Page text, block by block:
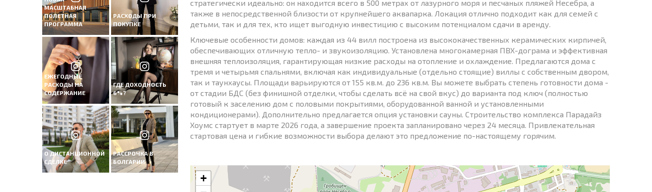
МАСШТАБНАЯ
ПОЛЕТНАЯ
ПРОГРАММА
РАСХОДЫ ПРИ
ПОКУПКЕ
ЕЖЕГОДНЫЕ
РАСХОДЫ НА
СОДЕРЖАНИЕ
ГДЕ ДОХОДНОСТЬ
6%?
О ДИСТАНЦИОННОЙ
СДЕЛКЕ
РАССРОЧКА В
БОЛГАРИИ
стратегически идеально: он находится всего в 500 метрах от лазурного моря и песчаных пляжей Несебра, а
также в непосредственной близости от крупнейшего аквапарка. Локация отлично подходит как для семей с
детьми, так и для тех, кто ищет выгодную инвестицию с высоким потенциалом сдачи в аренду.
Ключевые особенности домов: каждая из 44 вилл построена из высококачественных керамических кирпичей,
обеспечивающих отличную тепло- и звукоизоляцию. Установлена многокамерная ПВХ-дограма и эффективная
внешняя теплоизоляция, гарантирующая низкие расходы на отопление и охлаждение. Предлагаются дома с
тремя и четырьмя спальнями, включая как индивидуальные (отдельно стоящие) виллы с собственным двором,
так и таунхаусы. Площади варьируются от 155 кв.м. до 236 кв.м. Вы можете выбрать степень готовности дома -
от стадии БДС (без финишной отделки, чтобы сделать всё на свой вкус) до варианта под ключ (полностью
готовый к заселению дом с половыми покрытиями, оборудованной ванной и установленными
кондиционерами). Дополнительно предлагается опция установки сауны. Строительство комплекса Парадайз
Хоумс стартует в марте 2026 года, а завершение проекта запланировано через 24 месяца. Привлекательная
стартовая цена и гибкие возможности выбора делают это предложение по-настоящему горячим.
+